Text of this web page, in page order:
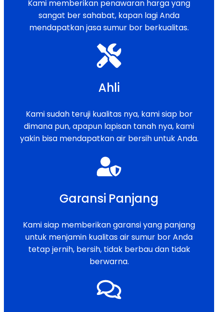
Kami memberikan penawaran harga yang
sangat ber sahabat, kapan lagi Anda
mendapatkan jasa sumur bor berkualitas.
Ahli
Kami sudah teruji kualitas nya, kami siap bor
dimana pun, apapun lapisan tanah nya, kami
yakin bisa mendapatkan air bersih untuk Anda.
Garansi Panjang
Kami siap memberikan garansi yang panjang
untuk menjamin kualitas air sumur bor Anda
tetap jernih, bersih, tidak berbau dan tidak
berwarna.